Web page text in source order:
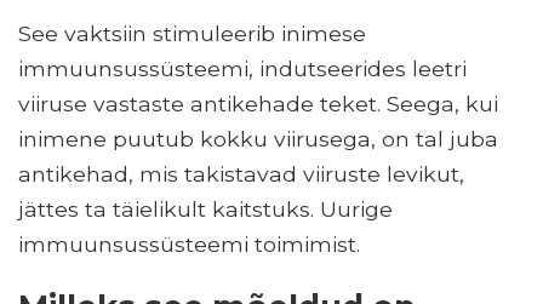
See vaktsiin stimuleerib inimese
immuunsussüsteemi, indutseerides leetri
viiruse vastaste antikehade teket. Seega, kui
inimene puutub kokku viirusega, on tal juba
antikehad, mis takistavad viiruste levikut,
jättes ta täielikult kaitstuks. Uurige
immuunsussüsteemi toimimist.